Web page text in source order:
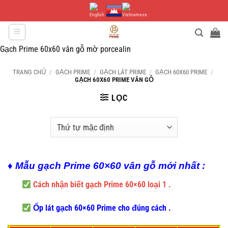
dung
Gạch Prime 60x60 vân gỗ mờ porcealin
TRANG CHỦ / GẠCH PRIME / GẠCH LÁT PRIME / GẠCH 60X60 PRIME /
GẠCH 60X60 PRIME VÂN GỖ
LỌC
♦ Mẫu gạch Prime 60×60 vân gỗ mới nhất :
Cách nhận biết gạch Prime 60×60 loại 1 .
Ốp lát gạch 60×60 Prime cho đúng cách .